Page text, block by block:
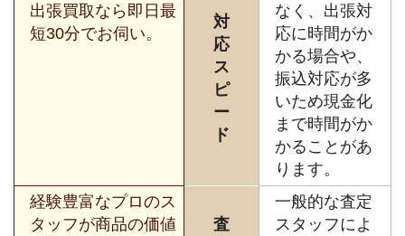
出張買取なら即日最
短30分でお伺い。
対
応
ス
ピ
ー
ド
なく、出張対
応に時間がか
かる場合や、
振込対応が多
いため現金化
まで時間がか
かることがあ
ります。
経験豊富なプロのス
タッフが商品の価値
査
一般的な査定
スタッフによ